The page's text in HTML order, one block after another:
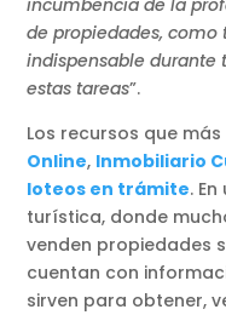
incumbencia de la
de propiedades, como
indispensable durante
estas tareas”.
Los recursos que
Online, Inmobiliario
loteos en trámite.
turística, donde
venden propiedades
cuentan con
sirven para obtener,